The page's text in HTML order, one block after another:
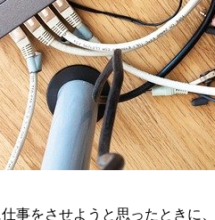
事をさせようと思ったときに、